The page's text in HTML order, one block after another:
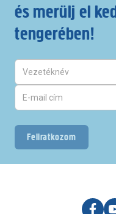
és merülj el
tengerében!
Feliratkozom